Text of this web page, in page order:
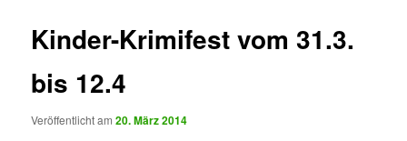
Kinder-Krimifest vom 31.3.
bis 12.4
Veröffentlicht am20. März 2014